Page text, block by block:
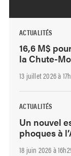
ACTUALITÉS
16,6 M$
la Chute-
13 juillet 2026 à
ACTUALITÉS
Un nouvel
phoques à
18 juin 2026 à